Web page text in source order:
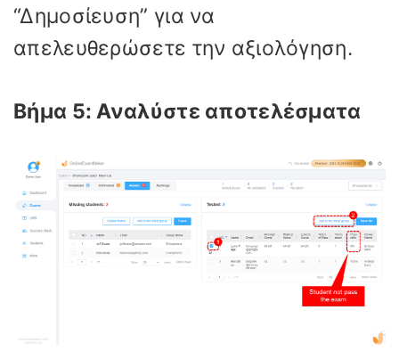
“Δημοσίευση” για να
απελευθερώσετε την αξιολόγηση.
Βήμα 5: Αναλύστε αποτελέσματα